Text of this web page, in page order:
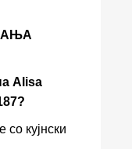
Alisa
кујнски